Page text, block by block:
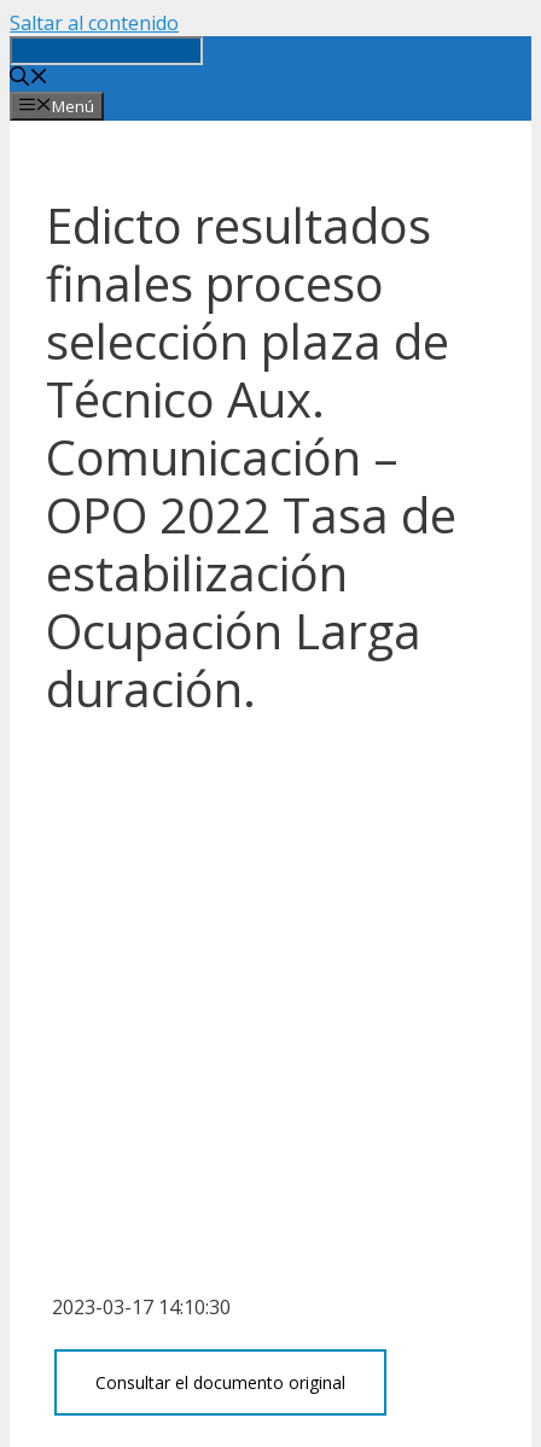
Saltar al contenido
Menú
Edicto resultados
finales proceso
selección plaza de
Técnico Aux.
Comunicación –
OPO 2022 Tasa de
estabilización
Ocupación Larga
duración.
2023-03-17 14:10:30
Consultar el documento original